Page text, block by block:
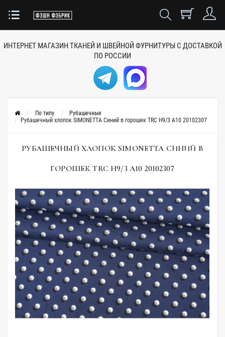
ИНТЕРНЕТ МАГАЗИН ТКАНЕЙ И ШВЕЙНОЙ ФУРНИТУРЫ С ДОСТАВКОЙ
ПО РОССИИ
По типу
Рубашечные
Рубашечный хлопок SIMONETTA Синий в горошек TRC H9/3 А10 20102307
РУБАШЕЧНЫЙ ХЛОПОК SIMONETTA СИНИЙ В
ГОРОШЕК TRC H9/3 А10 20102307